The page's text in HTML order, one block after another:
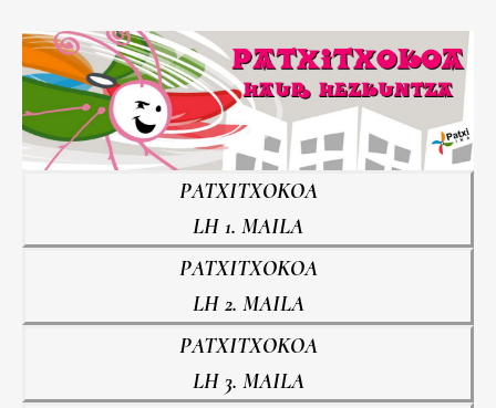
PATXITXOKOA
LH 1. MAILA
PATXITXOKOA
LH 2. MAILA
PATXITXOKOA
LH 3. MAILA